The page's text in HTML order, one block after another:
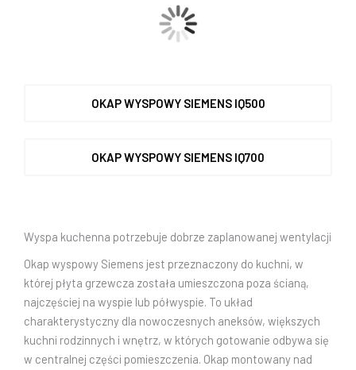
OKAP WYSPOWY SIEMENS IQ500
OKAP WYSPOWY SIEMENS IQ700
Wyspa kuchenna potrzebuje dobrze zaplanowanej wentylacji
Okap wyspowy Siemens jest przeznaczony do kuchni, w
której płyta grzewcza została umieszczona poza ścianą,
najczęściej na wyspie lub półwyspie. To układ
charakterystyczny dla nowoczesnych aneksów, większych
kuchni rodzinnych i wnętrz, w których gotowanie odbywa się
w centralnej części pomieszczenia. Okap montowany nad